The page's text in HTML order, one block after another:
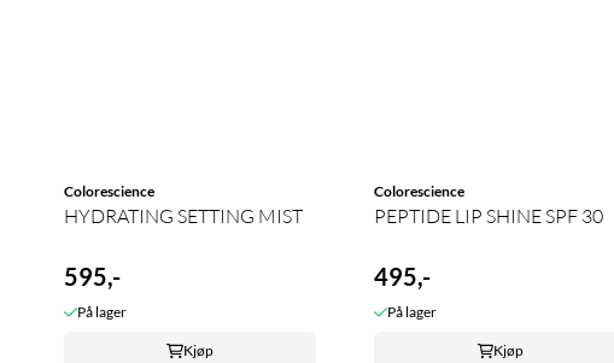
Colorescience
HYDRATING SETTING MIST
595,-
På lager
Kjøp
Colorescience
PEPTIDE LIP SHINE SPF 30
495,-
På lager
Kjøp